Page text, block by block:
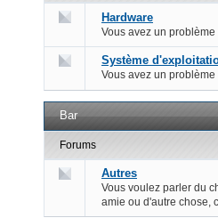
Hardware
Vous avez un
Système
Vous avez un
Bar
Forums
Autres
Vous voulez parler du
amie ou d'autre chose,